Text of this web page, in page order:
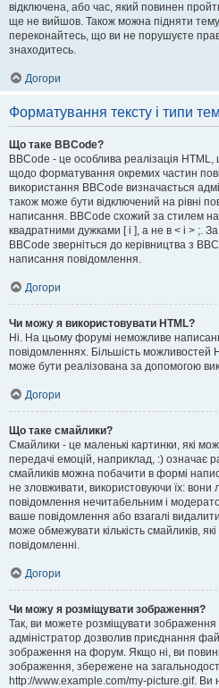
відключена, або час, який повинен
ще не вийшов. Також можна підняти
переконайтесь, що ви не порушуєте
знаходитесь.
Догори
Форматування тексту і типи тем
Що таке BBCode?
BBCode - це особлива реалізація
щодо форматування окремих частин
використання BBCode визначається
також може бути відключений на рівні
написання. BBCode схожий за стилем
квадратними дужками [ і ], а не в < і > ;.
BBCode зверніться до керівництва з
написання повідомлення.
Догори
Чи можу я використовувати HTML?
Ні. На цьому форумі неможливе
повідомленнях. Більшість можливостей
може бути реалізована за допомогою
Догори
Що таке смайлики?
Смайлики - це маленькі картинки, які
передачі емоцій, наприклад, :) означає
смайликів можна побачити в формі
не зловживати, використовуючи їх: вони
повідомлення нечитабельним і
ваше повідомлення або взагалі
може обмежувати кількість смайликів,
повідомленні.
Догори
Чи можу я розміщувати зображення?
Так, ви можете розміщувати зображення
адміністратор дозволив приєднання
зображення на форум. Якщо ні, ви
зображення, збережене на
http://www.example.com/my-picture.gif. Ви